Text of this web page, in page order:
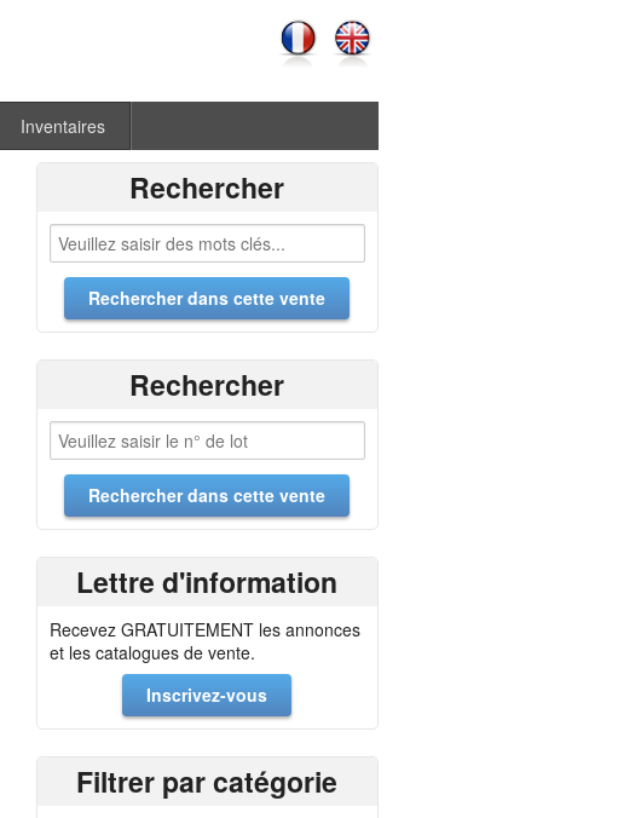
Inventaires
Rechercher
Rechercher
Lettre d'information
Recevez GRATUITEMENT les annonces
et les catalogues de vente.
Inscrivez-vous
Filtrer par catégorie